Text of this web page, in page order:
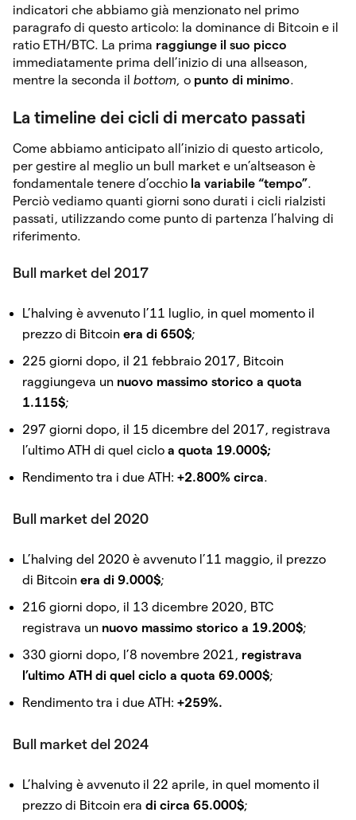
indicatori che abbiamo già menzionato nel primo
paragrafo di questo articolo: la dominance di Bitcoin e il
ratio ETH/BTC. La prima raggiunge il suo picco
immediatamente prima dell’inizio di una allseason,
mentre la seconda il bottom, o punto di minimo.
La timeline dei cicli di mercato passati
Come abbiamo anticipato all’inizio di questo articolo,
per gestire al meglio un bull market e un’altseason è
fondamentale tenere d’occhio la variabile “tempo”.
Perciò vediamo quanti giorni sono durati i cicli rialzisti
passati, utilizzando come punto di partenza l’halving di
riferimento.
Bull market del 2017
L’halving è avvenuto l’11 luglio, in quel momento il
prezzo di Bitcoin era di 650$;
225 giorni dopo, il 21 febbraio 2017, Bitcoin
raggiungeva un nuovo massimo storico a quota
1.115$;
297 giorni dopo, il 15 dicembre del 2017, registrava
l’ultimo ATH di quel ciclo a quota 19.000$;
Rendimento tra i due ATH: +2.800% circa.
Bull market del 2020
L’halving del 2020 è avvenuto l’11 maggio, il prezzo
di Bitcoin era di 9.000$;
216 giorni dopo, il 13 dicembre 2020, BTC
registrava un nuovo massimo storico a 19.200$;
330 giorni dopo, l’8 novembre 2021, registrava
l’ultimo ATH di quel ciclo a quota 69.000$;
Rendimento tra i due ATH: +259%.
Bull market del 2024
L’halving è avvenuto il 22 aprile, in quel momento il
prezzo di Bitcoin era di circa 65.000$;